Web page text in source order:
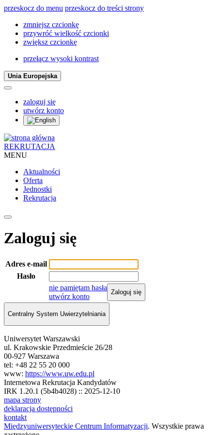
przeskocz do menu przeskocz do treści strony
zmniejsz czcionkę
przywróć wielkość czcionki
zwiększ czcionkę
przełącz wysoki kontrast
Unia Europejska
zaloguj się
utwórz konto
REKRUTACJA
MENU
Aktualności
Oferta
Jednostki
Rekrutacja
Zaloguj się
Adres e-mail
Hasło
nie pamiętam hasła
utwórz konto
Zaloguj się
Centralny System Uwierzytelniania
Uniwersytet Warszawski
ul. Krakowskie Przedmieście 26/28
00-927 Warszawa
tel: +48 22 55 20 000
www: https://www.uw.edu.pl
Internetowa Rekrutacja Kandydatów
IRK 1.20.1 (5b4b4028) :: 2025-12-10
mapa strony
deklaracja dostępności
kontakt
Międzyuniwersyteckie Centrum Informatyzacji. Wszystkie prawa